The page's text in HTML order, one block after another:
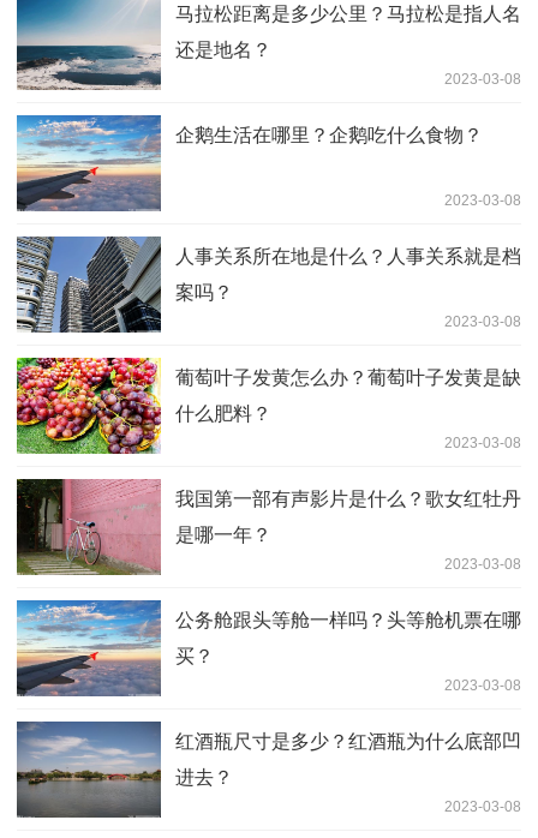
马拉松距离是多少公里？马拉松是指人名
还是地名？
2023-03-08
企鹅生活在哪里？企鹅吃什么食物？
2023-03-08
人事关系所在地是什么？人事关系就是档
案吗？
2023-03-08
葡萄叶子发黄怎么办？葡萄叶子发黄是缺
什么肥料？
2023-03-08
我国第一部有声影片是什么？歌女红牡丹
是哪一年？
2023-03-08
公务舱跟头等舱一样吗？头等舱机票在哪
买？
2023-03-08
红酒瓶尺寸是多少？红酒瓶为什么底部凹
进去？
2023-03-08